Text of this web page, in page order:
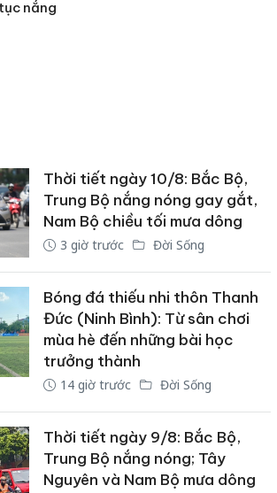
nắng
Thời tiết ngày 10/8: Bắc Bộ,
Trung Bộ nắng nóng gay gắt,
Nam Bộ chiều tối mưa dông
3 giờ trước Đời Sống
Bóng đá thiếu nhi thôn Thanh
Đức (Ninh Bình): Từ sân chơi
mùa hè đến những bài học
trưởng thành
14 giờ trước Đời Sống
Thời tiết ngày 9/8: Bắc Bộ,
Trung Bộ nắng nóng; Tây
Nguyên và Nam Bộ mưa dông